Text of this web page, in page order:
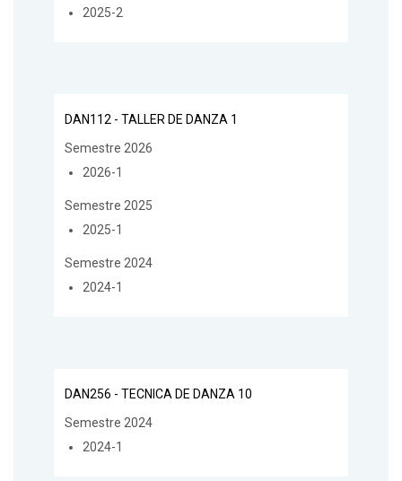
2025-2
DAN112 - TALLER DE DANZA 1
Semestre 2026
2026-1
Semestre 2025
2025-1
Semestre 2024
2024-1
DAN256 - TECNICA DE DANZA 10
Semestre 2024
2024-1